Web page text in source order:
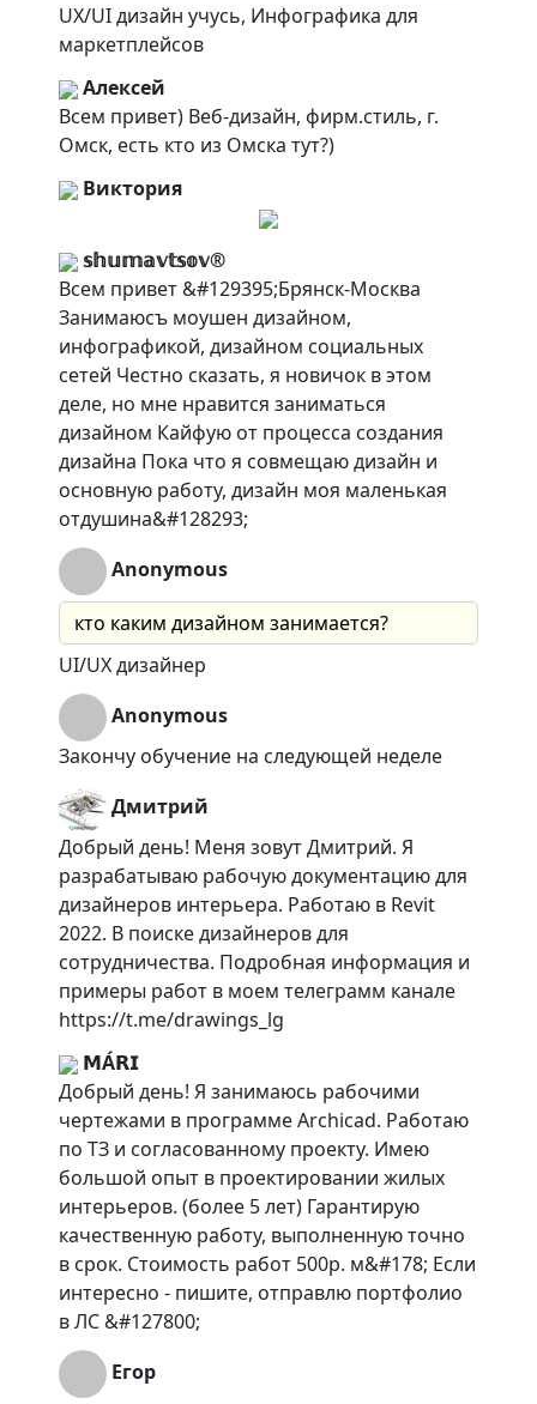
UX/UI дизайн учусь, Инфографика для
маркетплейсов
Алексей
Всем привет) Веб-дизайн, фирм.стиль, г.
Омск, есть кто из Омска тут?)
Виктория
𝕤𝕙𝕦𝕞𝕒𝕧𝕥𝕤𝕠𝕧®️
Всем привет &#129395;Брянск-Москва
Занимаюсъ моушен дизайном,
инфографикой, дизайном социальных
сетей Честно сказать, я новичок в этом
деле, но мне нравится заниматься
дизайном Кайфую от процесса создания
дизайна Пока что я совмещаю дизайн и
основную работу, дизайн моя маленькая
отдушина&#128293;
Anonymous
кто каким дизайном занимается?
UI/UX дизайнер
Anonymous
Закончу обучение на следующей неделе
Дмитрий
Добрый день! Меня зовут Дмитрий. Я
разрабатываю рабочую документацию для
дизайнеров интерьера. Работаю в Revit
2022. В поиске дизайнеров для
сотрудничества. Подробная информация и
примеры работ в моем телеграмм канале
https://t.me/drawings_lg
𝗠А́𝗥𝗜
Добрый день! Я занимаюсь рабочими
чертежами в программе Archicad. Работаю
по ТЗ и согласованному проекту. Имею
большой опыт в проектировании жилых
интерьеров. (более 5 лет) Гарантирую
качественную работу, выполненную точно
в срок. Стоимость работ 500р. м&#178; Если
интересно - пишите, отправлю портфолио
в ЛС &#127800;
Егор